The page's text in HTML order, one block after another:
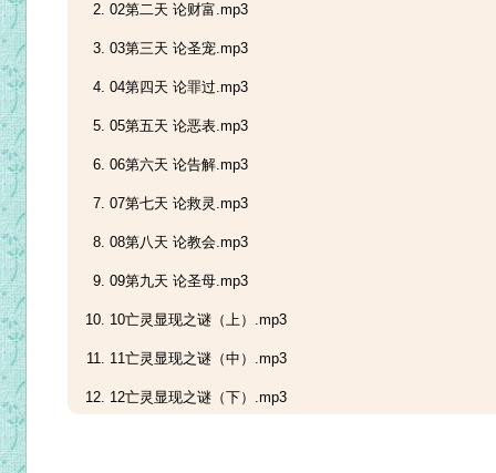
02第二天 论财富.mp3
03第三天 论圣宠.mp3
04第四天 论罪过.mp3
05第五天 论恶表.mp3
06第六天 论告解.mp3
07第七天 论救灵.mp3
08第八天 论教会.mp3
09第九天 论圣母.mp3
10亡灵显现之谜（上）.mp3
11亡灵显现之谜（中）.mp3
12亡灵显现之谜（下）.mp3